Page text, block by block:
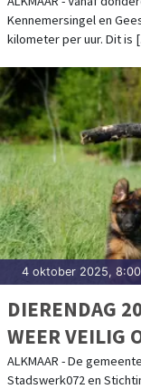
Kennemersingel en
kilometer per uur. Dit is
4 oktober 2025,
DIERENDAG
WEER VEILIG
ALKMAAR - De
Stadswerk072 en